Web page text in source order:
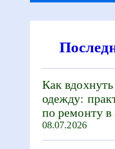
Как
одежду:
по ремонту в
08.07.2026